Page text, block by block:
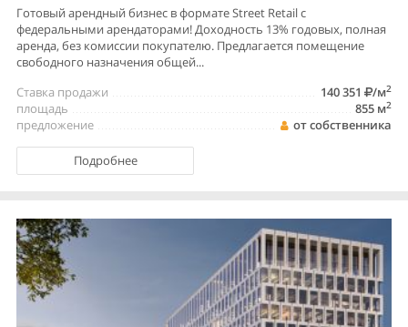
Готовый арендный бизнес в формате Street Retail с
федеральными арендаторами! Доходность 13% годовых, полная
аренда, без комиссии покупателю. Предлагается помещение
свободного назначения общей...
140 351
/м2
Ставка продажи
855 м2
площадь
от собственника
предложение
Подробнее